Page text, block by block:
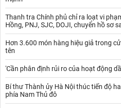
Thanh tra Chính phủ chỉ ra loạt vi
Hồng, PNJ, SJC, DOJI, chuyển hồ sơ
Hơn 3.600 món hàng hiệu giả trong
tên
'Cần phân định rủi ro của hoạt động
Bí thư Thành ủy Hà Nội thúc tiến độ
phía Nam Thủ đô